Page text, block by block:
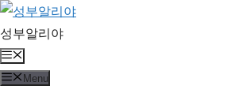
Skip
to
content
성부알리야
Menu
Menu